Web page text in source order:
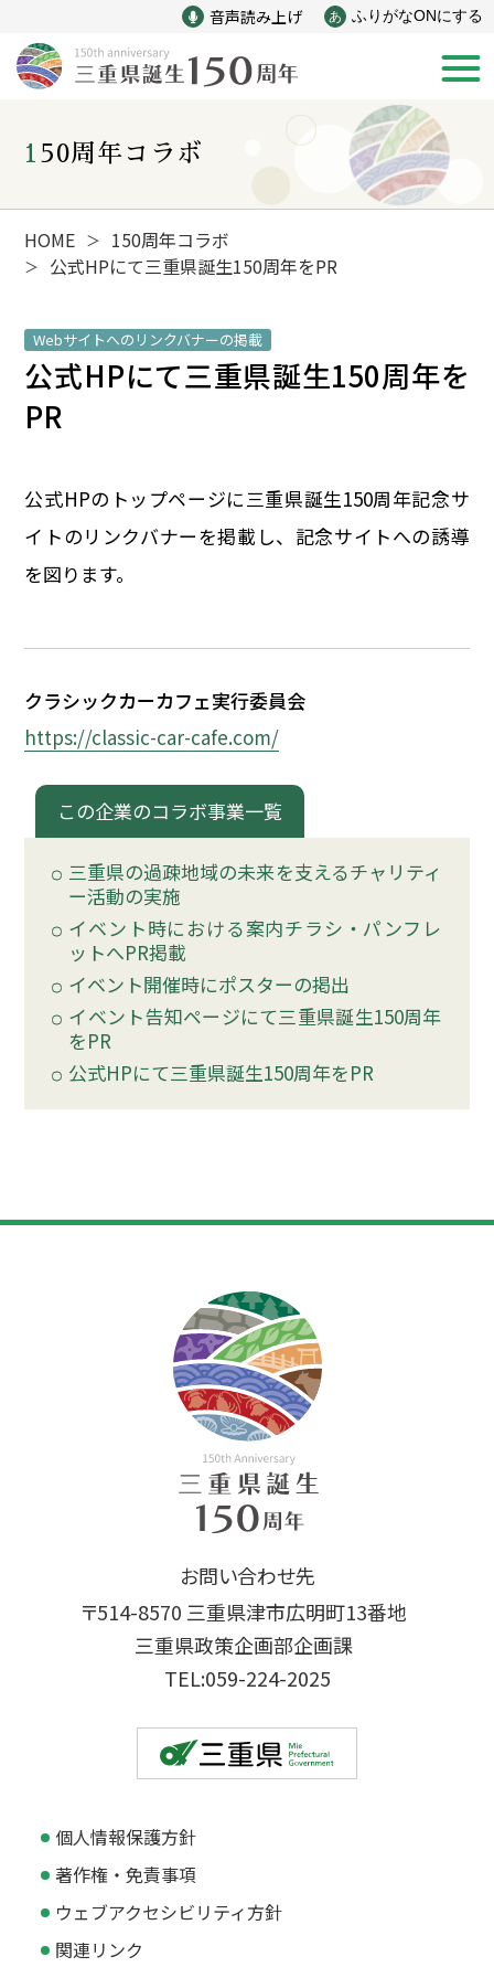
音声読み上げ あ ふりがなONにする
新着情報
みえ150年の歩み
産業 自然と文化
150周年コラボ
HOME ＞ 150周年コラボ
＞ 公式HPにて三重県誕生150周年をPR
Webサイトへのリンクバナーの掲載
公式HPにて三重県誕生150周年を
PR
公式HPのトップページに三重県誕生150周年記念サ
イトのリンクバナーを掲載し、記念サイトへの誘導
を図ります。
クラシックカーカフェ実行委員会
https://classic-car-cafe.com/
この企業のコラボ事業一覧
三重県の過疎地域の未来を支えるチャリティ
ー活動の実施
イベント時における案内チラシ・パンフレ
ットへPR掲載
イベント開催時にポスターの掲出
イベント告知ページにて三重県誕生150周年
をPR
公式HPにて三重県誕生150周年をPR
お問い合わせ先
〒514-8570 三重県津市広明町13番地
三重県政策企画部企画課
TEL:059-224-2025
個人情報保護方針
著作権・免責事項
ウェブアクセシビリティ方針
関連リンク